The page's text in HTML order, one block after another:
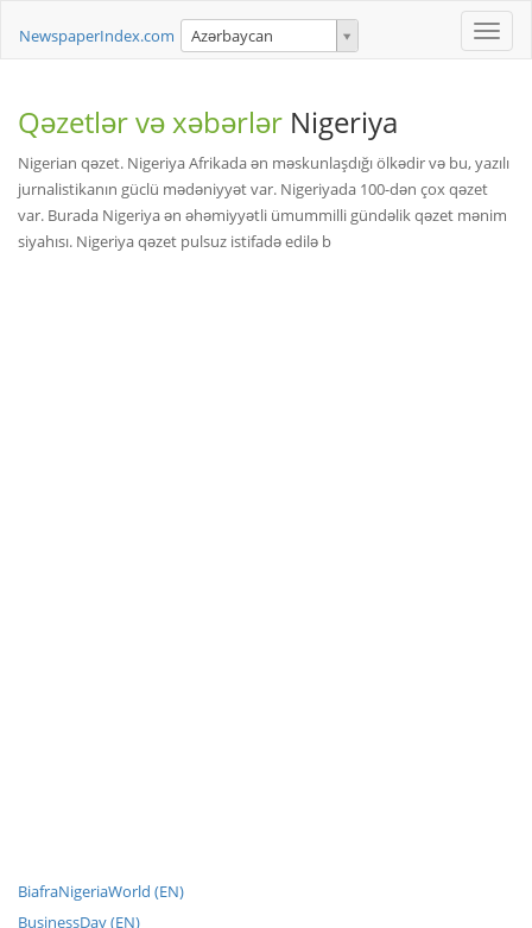
Toggle
NewspaperIndex.com Azərbaycan
Qəzetlər və xəbərlər Nigeriya
Nigerian qəzet. Nigeriya Afrikada ən məskunlaşdığı ölkədir və bu, yazılı
jurnalistikanın güclü mədəniyyət var. Nigeriyada 100-dən çox qəzet
var. Burada Nigeriya ən əhəmiyyətli ümummilli gündəlik qəzet mənim
siyahısı. Nigeriya qəzet pulsuz istifadə edilə b
BiafraNigeriaWorld (EN)
BusinessDay (EN)